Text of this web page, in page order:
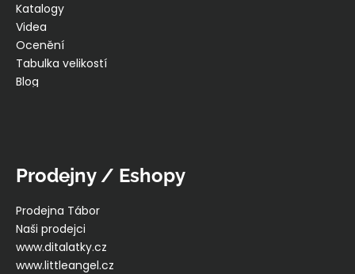
Katalogy
Videa
Ocenění
Tabulka velikostí
Blog
Prodejny / Eshopy
Prodejna Tábor
Naši prodejci
www.ditalatky.cz
www.littleangel.cz